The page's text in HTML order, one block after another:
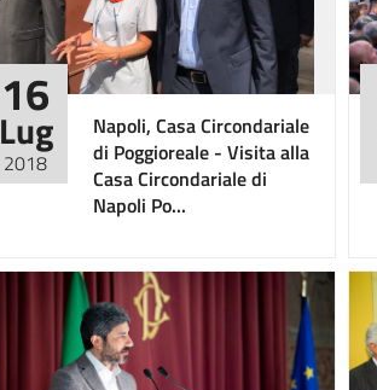
16
Lug
2018
Napoli, Casa Circondariale
di Poggioreale - Visita alla
Casa Circondariale di
Napoli Po...